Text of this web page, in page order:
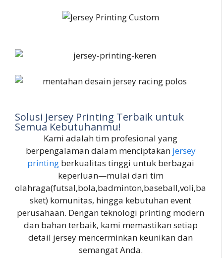
Solusi Jersey Printing Terbaik untuk
Semua Kebutuhanmu!
Kami adalah tim profesional yang
berpengalaman dalam menciptakan jersey
printingberkualitas tinggi untuk berbagai
keperluan—mulai dari tim
olahraga(futsal,bola,badminton,baseball,voli,ba
sket) komunitas, hingga kebutuhan event
perusahaan. Dengan teknologi printing modern
dan bahan terbaik, kami memastikan setiap
detail jersey mencerminkan keunikan dan
semangat Anda.